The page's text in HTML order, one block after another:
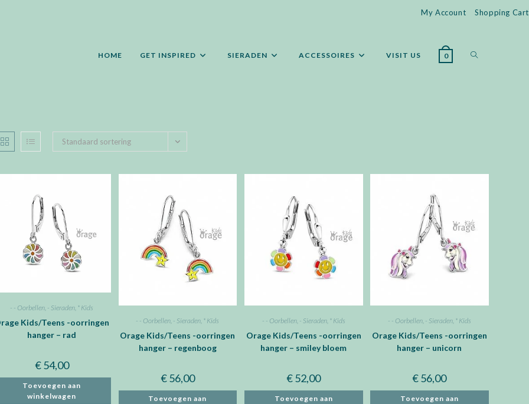
My Account Shopping Cart
HOME GET INSPIRED SIERADEN ACCESSOIRES VISIT US 0 WEBSITE
AAN-/
Standaard sortering
- - Oorbellen - Sieraden * Kids
Kids/Teens -oorringen
hanger – rad
€54,00
Toevoegen aan
winkelwagen
- - Oorbellen, - Sieraden, * Kids
Orage Kids/Teens -oorringen
hanger – regenboog
€56,00
Toevoegen aan
- - Oorbellen, - Sieraden, * Kids
Orage Kids/Teens -oorringen
hanger – smiley bloem
€52,00
Toevoegen aan
- - Oorbellen, - Sieraden, * Kids
Orage Kids/Teens -oorringen
hanger – unicorn
€56,00
Toevoegen aan